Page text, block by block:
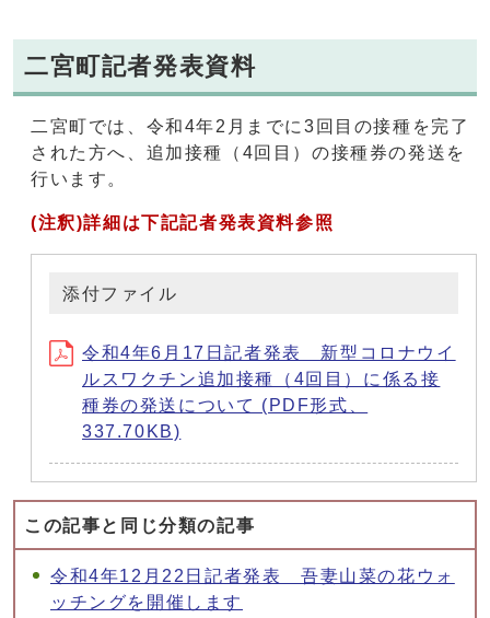
二宮町記者発表資料
二宮町では、令和4年2月までに3回目の接種を完了
された方へ、追加接種（4回目）の接種券の発送を
行います。
(注釈)詳細は下記記者発表資料参照
添付ファイル
令和4年6月17日記者発表 新型コロナウイ
ルスワクチン追加接種（4回目）に係る接
種券の発送について (PDF形式、
337.70KB)
この記事と同じ分類の記事
令和4年12月22日記者発表 吾妻山菜の花ウォ
ッチングを開催します